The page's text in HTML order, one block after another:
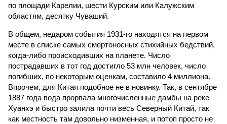
по площади Карелии, шести Курским или Калужским
областям, десятку Чуваший.
В общем, недаром события 1931-го находятся на первом
месте в списке самых смертоносных стихийных бедствий,
когда-либо происходивших на планете. Число
пострадавших в тот год достигло 53 млн человек, число
погибших, по некоторым оценкам, составило 4 миллиона.
Впрочем, для Китая подобное не в новинку. Так, в сентябре
1887 года вода прорвала многочисленные дамбы на реке
Хуанхэ и быстро залила почти весь Северный Китай, так
как местность там довольно низменная, и потоп просто не